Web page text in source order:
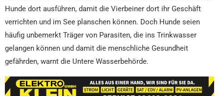
Hunde dort ausführen, damit die Vierbeiner dort ihr Geschäft
verrichten und im See planschen können. Doch Hunde seien
häufig unbemerkt Träger von Parasiten, die ins Trinkwasser
gelangen können und damit die menschliche Gesundheit
gefährden, warnt die Untere Wasserbehörde.